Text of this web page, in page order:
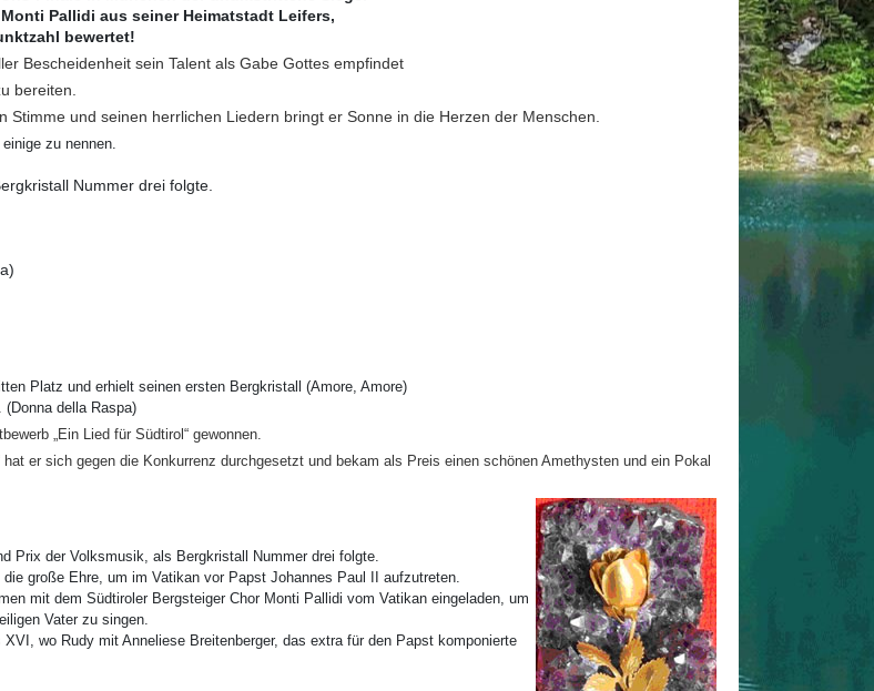
Pallidi aus seiner Heimatstadt Leifers,
bewertet!
Bescheidenheit sein Talent als Gabe Gottes empfindet
bereiten.
und seinen herrlichen Liedern bringt er Sonne in die Herzen der Menschen.
zu nennen.
Nummer drei folgte.
Platz und erhielt seinen ersten Bergkristall (Amore, Amore)
(Donna della Raspa)
„Ein Lied für Südtirol“ gewonnen.
hat er sich gegen die Konkurrenz durchgesetzt und bekam als Preis einen schönen Amethysten und ein Pokal
Prix der Volksmusik, als Bergkristall Nummer drei folgte.
große Ehre, um im Vatikan vor Papst Johannes Paul II aufzutreten.
mit dem Südtiroler Bergsteiger Chor Monti Pallidi vom Vatikan eingeladen, um
Vater zu singen.
wo Rudy mit Anneliese Breitenberger, das extra für den Papst komponierte